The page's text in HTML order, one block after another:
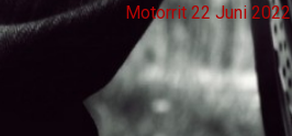
Motorrit 22 Juni 2022